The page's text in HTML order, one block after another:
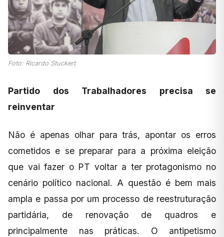
Foto: Ricardo Stuckert
Partido dos Trabalhadores precisa se
reinventar
Não é apenas olhar para trás, apontar os erros
cometidos e se preparar para a próxima eleição
que vai fazer o PT voltar a ter protagonismo no
cenário político nacional. A questão é bem mais
ampla e passa por um processo de reestruturação
partidária, de renovação de quadros e
principalmente nas práticas. O antipetismo